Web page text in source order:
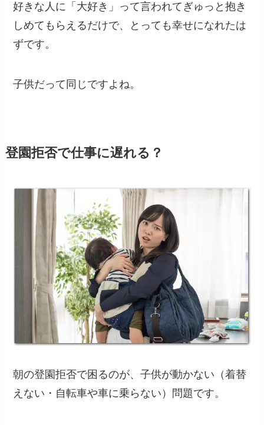
好きな人に「大好き」って言われてぎゅっと抱き
しめてもらえるだけで、とっても幸せになれたは
ずです。
子供だって同じですよね。
登園拒否で仕事に遅れる？
朝の登園拒否で困るのが、子供が動かない（着替
えない・自転車や車に乗らない）問題です。